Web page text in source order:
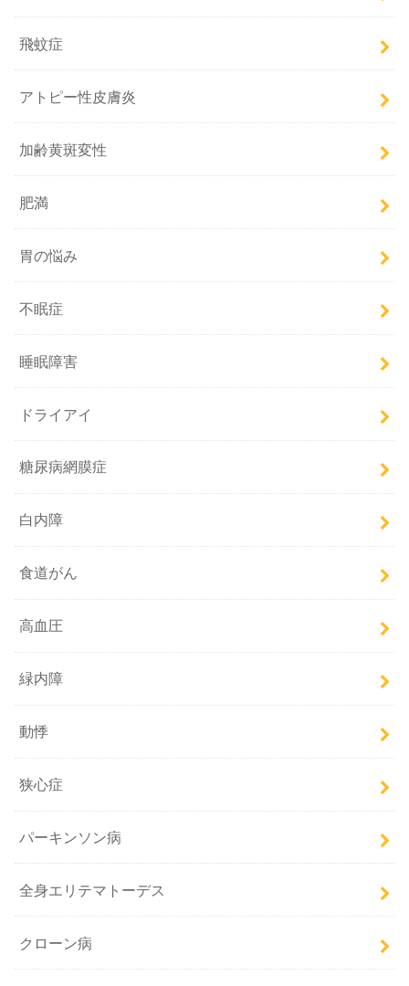
飛蚊症
アトピー性皮膚炎
加齢黄斑変性
肥満
胃の悩み
不眠症
睡眠障害
ドライアイ
糖尿病網膜症
白内障
食道がん
高血圧
緑内障
動悸
狭心症
パーキンソン病
全身エリテマトーデス
クローン病